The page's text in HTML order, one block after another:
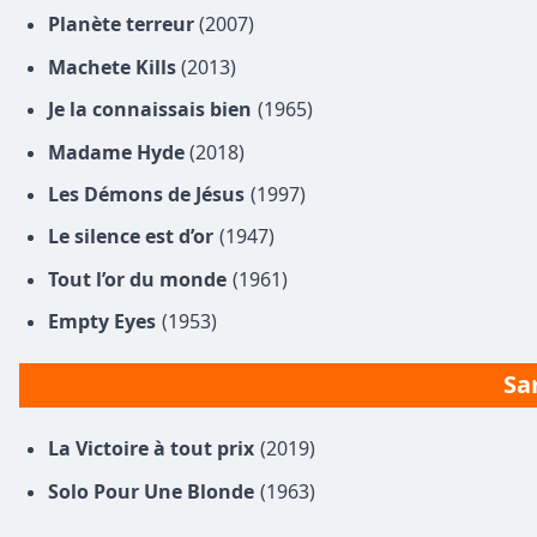
Planète terreur (2007)
Machete Kills (2013)
Je la connaissais bien (1965)
Madame Hyde (2018)
Les Démons de Jésus (1997)
Le silence est d’or (1947)
Tout l’or du monde (1961)
Empty Eyes (1953)
La Victoire à tout prix (2019)
Solo Pour Une Blonde (1963)